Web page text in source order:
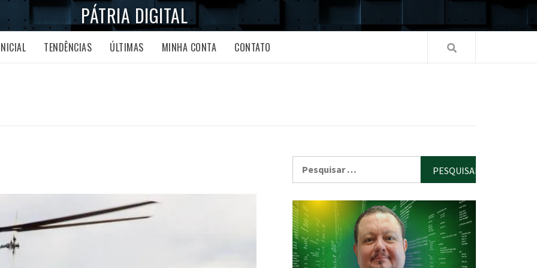
PÁTRIA DIGITAL
TENDÊNCIAS ÚLTIMAS MINHA CONTA CONTATO